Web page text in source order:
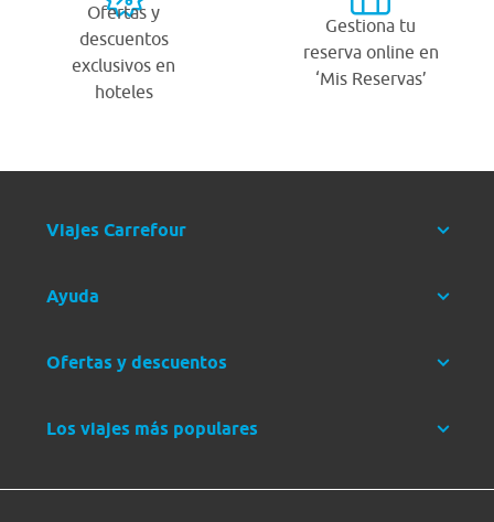
Ofertas y
descuentos
exclusivos en
hoteles
Gestiona tu
reserva online en
‘Mis Reservas’
Viajes Carrefour
Ayuda
Ofertas y descuentos
Los viajes más populares